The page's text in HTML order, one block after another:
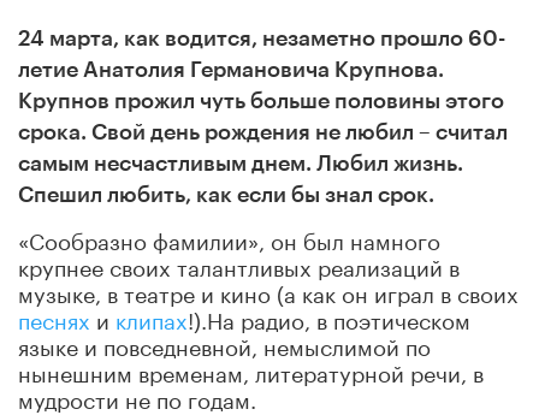
24 марта, как водится, незаметно прошло 60-
летие Анатолия Германовича Крупнова.
Крупнов прожил чуть больше половины этого
срока. Свой день рождения не любил – считал
самым несчастливым днем. Любил жизнь.
Спешил любить, как если бы знал срок.
«Сообразно фамилии», он был намного
крупнее своих талантливых реализаций в
музыке, в театре и кино (а как он играл в своих
песнях и клипах!).На радио, в поэтическом
языке и повседневной, немыслимой по
нынешним временам, литературной речи, в
мудрости не по годам.